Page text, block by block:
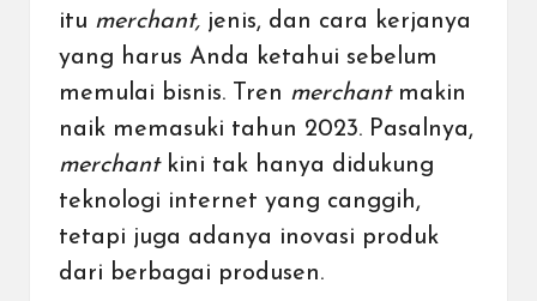
itu merchant, jenis, dan cara kerjanya
yang harus Anda ketahui sebelum
memulai bisnis. Tren merchantmakin
naik memasuki tahun 2023. Pasalnya,
merchantkini tak hanya didukung
teknologi internet yang canggih,
tetapi juga adanya inovasi produk
dari berbagai produsen.